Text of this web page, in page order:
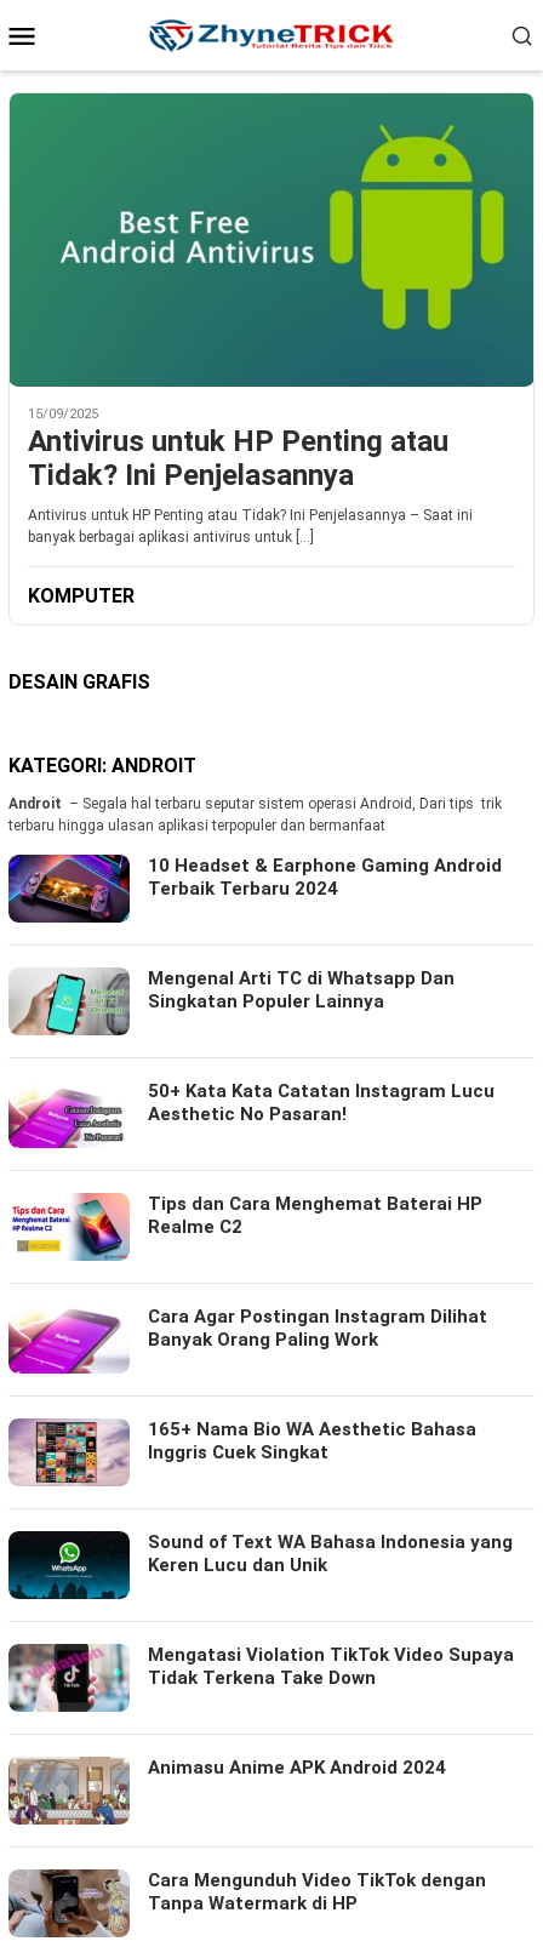
ke
Mobile
15/09/2025
Antivirus untuk HP Penting atau
Tidak? Ini Penjelasannya
Antivirus untuk HP Penting atau Tidak? Ini Penjelasannya – Saat ini
banyak berbagai aplikasi antivirus untuk […]
KOMPUTER
DESAIN GRAFIS
KATEGORI: ANDROIT
Androit – Segala hal terbaru seputar sistem operasi Android, Dari tips trik
terbaru hingga ulasan aplikasi terpopuler dan bermanfaat
10 Headset & Earphone Gaming Android
Terbaik Terbaru 2024
Mengenal Arti TC di Whatsapp Dan
Singkatan Populer Lainnya
50+ Kata Kata Catatan Instagram Lucu
Aesthetic No Pasaran!
Tips dan Cara Menghemat Baterai HP
Realme C2
Cara Agar Postingan Instagram Dilihat
Banyak Orang Paling Work
165+ Nama Bio WA Aesthetic Bahasa
Inggris Cuek Singkat
Sound of Text WA Bahasa Indonesia yang
Keren Lucu dan Unik
Mengatasi Violation TikTok Video Supaya
Tidak Terkena Take Down
Animasu Anime APK Android 2024
Cara Mengunduh Video TikTok dengan
Tanpa Watermark di HP